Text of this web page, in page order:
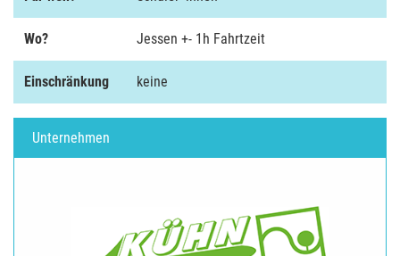
Wo? Jessen +- 1h Fahrtzeit
Einschränkung keine
Unternehmen